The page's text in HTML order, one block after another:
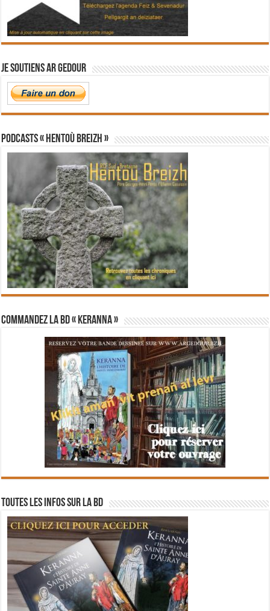
Je soutiens Ar Gedour
PODCASTS « Hentoù Breizh »
Commandez la BD « Keranna »
Toutes les infos sur la BD